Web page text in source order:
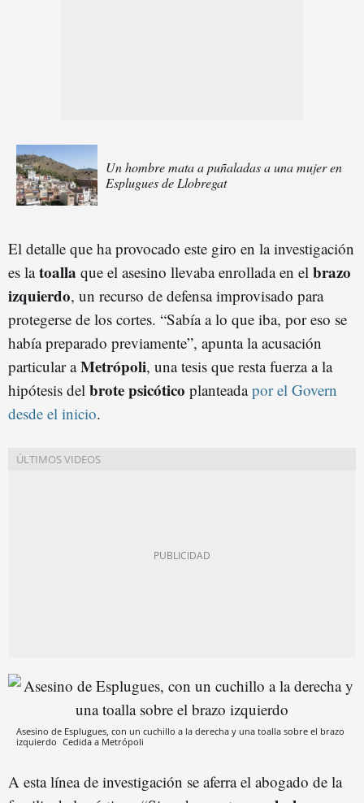
Un hombre mata a puñaladas a una mujer en
Esplugues de Llobregat
El detalle que ha provocado este giro en la investigación
es latoalla que el asesino llevaba enrollada en el brazo
izquierdo, un recurso de defensa improvisado para
protegerse de los cortes. “Sabía a lo que iba, por eso se
había preparado previamente”, apunta la acusación
particular aMetrópoli, una tesis que resta fuerza a la
hipótesis del brote psicótico planteadapor el Govern
desde el inicio.
Asesino de Esplugues, con un cuchillo a la derecha y una toalla sobre el brazo
izquierdo Cedida a Metrópoli
A esta línea de investigación se aferra el abogado de la